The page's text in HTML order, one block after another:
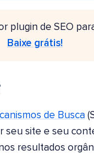
plugin de SEO
Baixe grátis!
de Busca
seu site e seu
resultados